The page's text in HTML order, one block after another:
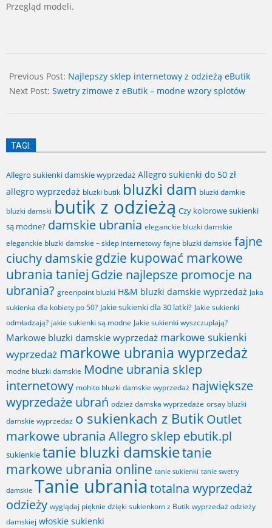
Przegląd modeli.
09-
15
Previous Post: Najlepszy sklep internetowy z odzieżą eButik
Next Post: Swetry zimowe z eButik – modne wzory splotów
TAGI:
Allegro sukienki damskie wyprzedaż Allegro sukienki do 50 zł
allegro wyprzedaż bluzki butik bluzki dam bluzki damkie
bluzki damski butik z odzieżą Czy kolorowe sukienki
są modne? damskie ubrania eleganckie bluzki damskie
eleganckie bluzki damskie – sklep internetowy fajne bluzki damskie fajne
ciuchy damskiegdzie kupować markowe
ubrania taniej Gdzie najlepsze promocje na
ubrania? greenpoint bluzki H&M bluzki damskie wyprzedaż Jaka
sukienka dla kobiety po 50? Jakie sukienki dla 30 latki? Jakie sukienki
odmładzają? jakie sukienki są modne Jakie sukienki wyszczuplają?
Markowe bluzki damskie wyprzedaż markowe sukienki
wyprzedaż markowe ubrania wyprzedaż
modne bluzki damskie Modne ubrania sklep
internetowy mohito bluzki damskie wyprzedaż największe
wyprzedaże ubrań odzież damska wyprzedaże orsay bluzki
damskie wyprzedaż o sukienkach z Butik Outlet
markowe ubrania Allegro sklep ebutik.pl
sukienkie tanie bluzki damskietanie
markowe ubrania online tanie sukienki tanie swetry
damskie Tanie ubrania totalna wyprzedaż
odzieży wyglądaj pięknie dzięki sukienkom z Butik wyprzedaż odzieży
damskiej włoskie sukienki